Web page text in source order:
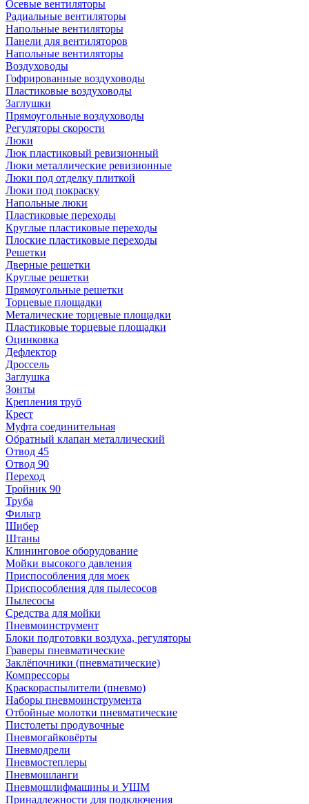
Осевые вентиляторы
Радиальные вентиляторы
Напольные вентиляторы
Панели для вентиляторов
Напольные вентиляторы
Воздуховоды
Гофрированные воздуховоды
Пластиковые воздуховоды
Заглушки
Прямоугольные воздуховоды
Регуляторы скорости
Люки
Люк пластиковый ревизионный
Люки металлические ревизионные
Люки под отделку плиткой
Люки под покраску
Напольные люки
Пластиковые переходы
Круглые пластиковые переходы
Плоские пластиковые переходы
Решетки
Дверные решетки
Круглые решетки
Прямоугольные решетки
Торцевые площадки
Металические торцевые площадки
Пластиковые торцевые площадки
Оцинковка
Дефлектор
Дроссель
Заглушка
Зонты
Крепления труб
Крест
Муфта соединительная
Обратный клапан металлический
Отвод 45
Отвод 90
Переход
Тройник 90
Труба
Фильтр
Шибер
Штаны
Клининговое оборудование
Мойки высокого давления
Приспособления для моек
Приспособления для пылесосов
Пылесосы
Средства для мойки
Пневмоинструмент
Блоки подготовки воздуха, регуляторы
Граверы пневматические
Заклёпочники (пневматические)
Компрессоры
Краскораспылители (пневмо)
Наборы пневмоинструмента
Отбойные молотки пневматические
Пистолеты продувочные
Пневмогайковёрты
Пневмодрели
Пневмостеплеры
Пневмошланги
Пневмошлифмашины и УШМ
Принадлежности для подключения